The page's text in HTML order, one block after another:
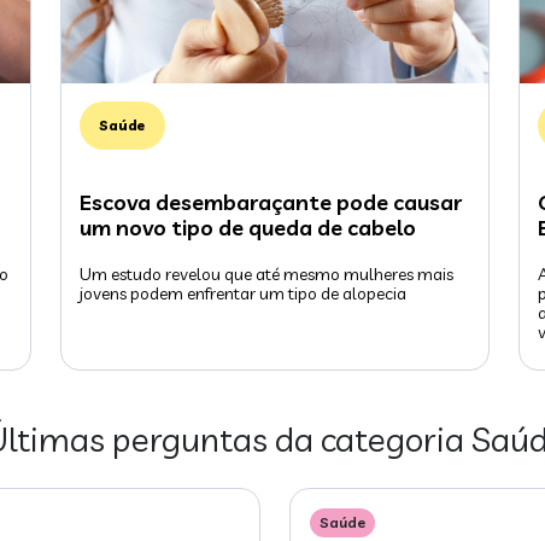
Saúde
Escova desembaraçante pode causar
um novo tipo de queda de cabelo
Um estudo revelou que até mesmo mulheres mais
jovens podem enfrentar um tipo de alopecia
perguntas da categoria
Saúde